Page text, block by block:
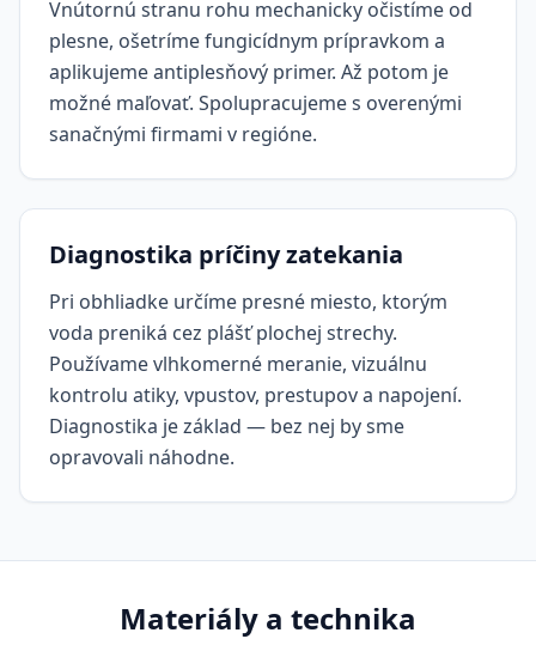
Vnútornú stranu rohu mechanicky očistíme od
plesne, ošetríme fungicídnym prípravkom a
aplikujeme antiplesňový primer. Až potom je
možné maľovať. Spolupracujeme s overenými
sanačnými firmami v regióne.
Diagnostika príčiny zatekania
Pri obhliadke určíme presné miesto, ktorým
voda preniká cez plášť plochej strechy.
Používame vlhkomerné meranie, vizuálnu
kontrolu atiky, vpustov, prestupov a napojení.
Diagnostika je základ — bez nej by sme
opravovali náhodne.
Materiály a technika